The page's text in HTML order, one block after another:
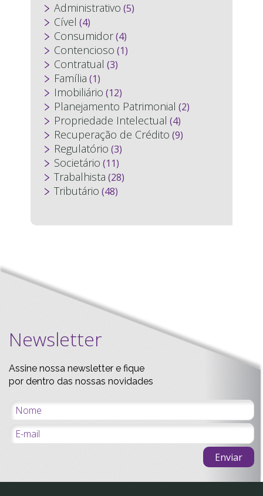
Administrativo (5)
Cível (4)
Consumidor(4)
Contencioso (1)
Contratual (3)
Família (1)
Imobiliário (12)
Planejamento Patrimonial (2)
Propriedade Intelectual (4)
Recuperação de Crédito (9)
Regulatório (3)
Societário (11)
Trabalhista (28)
Tributário (48)
Newsletter
Assine nossa newsletter e fique
por dentro das nossas novidades